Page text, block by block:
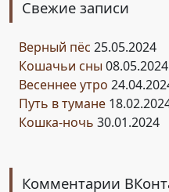
Свежие записи
Верный пёс 25.05.2024
Кошачьи сны 08.05.2024
Весеннее утро
Путь в тумане
Кошка-ночь 30.01.2024
Комментарии